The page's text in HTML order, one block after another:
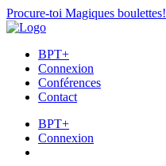
Procure-toi Magiques boulettes!
BPT+
Connexion
Conférences
Contact
BPT+
Connexion